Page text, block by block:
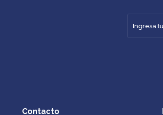
Contacto